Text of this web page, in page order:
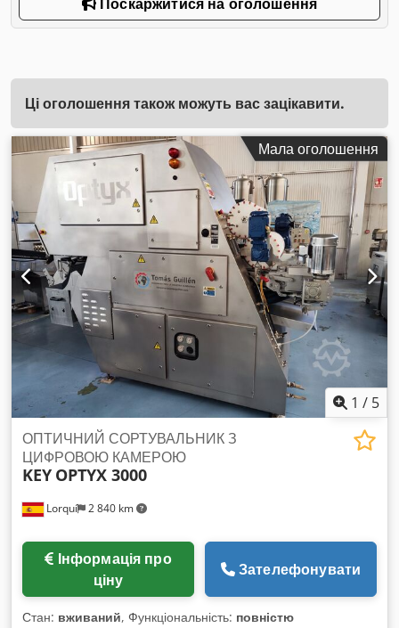
Ці оголошення також можуть вас зацікавити.
Мала оголошення
1 / 5
Lorquí 2 840 km
ОПТИЧНИЙ СОРТУВАЛЬНИК З
ЦИФРОВОЮ КАМЕРОЮ
KEY OPTYX 3000
ціну
Зателефонувати
Стан: вживаний, Функціональність: повністю